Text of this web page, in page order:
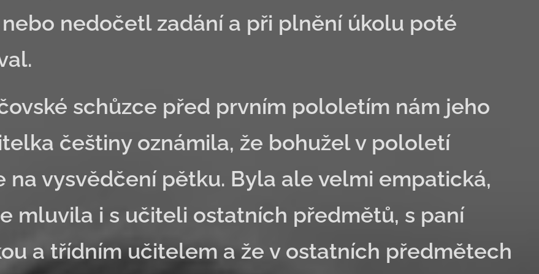
nedočetl zadání a při plnění úkolu poté
schůzce před prvním pololetím nám jeho
češtiny oznámila, že bohužel v pololetí
na vysvědčení pětku. Byla ale velmi empatická,
mluvila i s učiteli ostatních předmětů, s paní
a třídním učitelem a že v ostatních předmětech